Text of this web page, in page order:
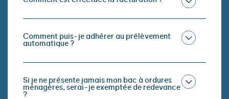
Comment puis-je adhérer au prélèvement
automatique ?
Si je ne présente jamais mon bac à ordures
ménagères, serai-je exemptée de redevance
?